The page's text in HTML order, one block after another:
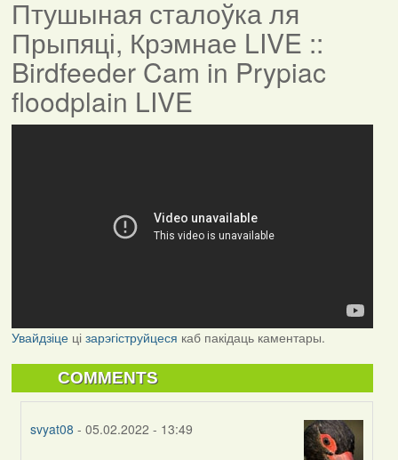
Птушыная сталоўка ля
Прыпяці, Крэмнае LIVE ::
Birdfeeder Cam in Prypiac
floodplain LIVE
Увайдзіцеці зарэгіструйцеся каб пакідаць каментары.
COMMENTS
svyat08 - 05.02.2022 - 13:49